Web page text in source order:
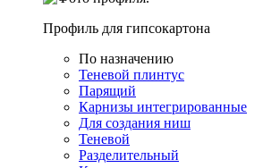
Профиль для гипсокартона
По назначению
Теневой плинтус
Парящий
Карнизы интегрированные
Для создания ниш
Теневой
Разделительный